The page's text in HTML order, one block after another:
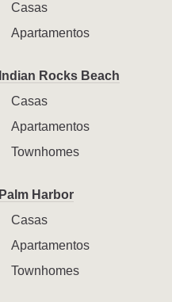
Casas
Apartamentos
Indian Rocks Beach
Casas
Apartamentos
Townhomes
Palm Harbor
Casas
Apartamentos
Townhomes